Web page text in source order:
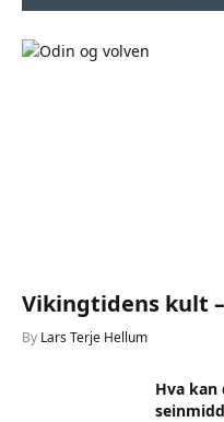
Vikingtidens kult
By Lars Terje Hellum
Hva kan